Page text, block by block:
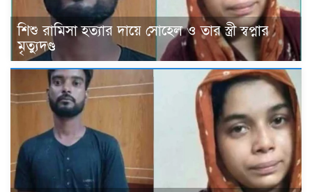
শিশু রামিসা হত্যার দায়ে সোহেল ও তার স্ত্রী স্বপ্নার
মৃত্যুদণ্ড